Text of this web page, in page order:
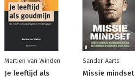
Martien van Winden
Je leeftijd als
Sander Aarts
Missie mindset